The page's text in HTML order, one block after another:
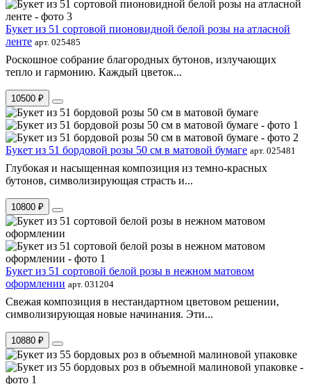
Букет из 51 сортовой пионовидной белой розы на атласной
ленте арт. 025485
Роскошное собрание благородных бутонов, излучающих
тепло и гармонию. Каждый цветок...
10500 ₽
Букет из 51 бордовой розы 50 см в матовой бумаге арт. 025481
Глубокая и насыщенная композиция из темно-красных
бутонов, символизирующая страсть и...
10800 ₽
Букет из 51 сортовой белой розы в нежном матовом
оформлении арт. 031204
Свежая композиция в нестандартном цветовом решении,
символизирующая новые начинания. Эти...
10880 ₽